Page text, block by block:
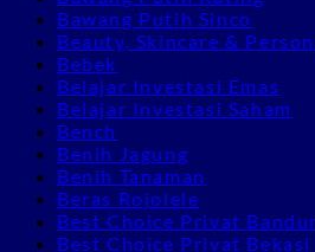
Bawang Putih Sinco
Beauty, Skincare &
Bebek
Belajar Investasi Emas
Belajar Investasi Saham
Bench
Benih Jagung
Benih Tanaman
Beras Rojolele
Best Choice Privat
Best Choice Privat Bekasi